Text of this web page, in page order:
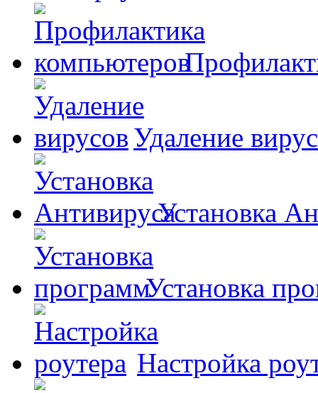
Удаление
Установка
Установка
Настройка